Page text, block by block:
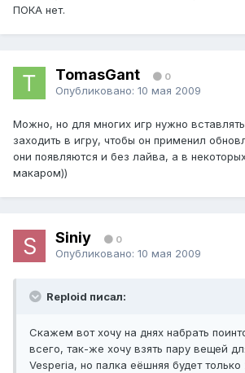
ПОКА нет.
TomasGant 0
Опубликовано: 10 мая 2009
Можно, но для многих игр нужно
заходить в игру, чтобы он применил
они появляются и без лайва, а в
макаром))
Siniy 0
Опубликовано: 10 мая 2009
Reploid писал:
Скажем вот хочу на днях набрать
всего, так-же хочу взять пару вещей
Vesperia, но палка еёшняя будет